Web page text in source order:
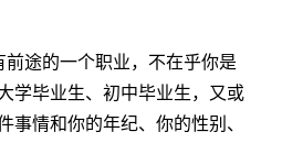
途的一个职业，不在乎你是
学毕业生、初中毕业生，又或
事情和你的年纪、你的性别、